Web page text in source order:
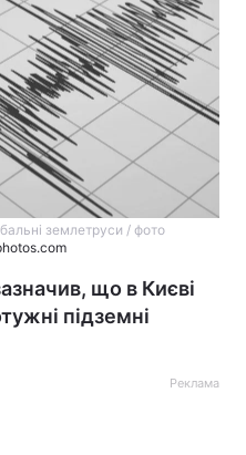
землетруси / фото
що в Києві
підземні
Реклама